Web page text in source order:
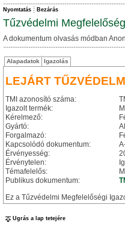
Nyomtatás Bezárás
Tűzvédelmi
A dokumentum olvasás módban
Alapadatok Igazolás
LEJÁRT
TMI azonosító száma:
Igazolt termék:
Kérelmező:
Gyártó:
Forgalmazó:
Kapcsolódó dokumentum:
Érvényesség:
Érvénytelen:
Témafelelős:
Publikus dokumentum:
Ez a Tűzvédelmi Megfelelőségi
Ugrás a lap tetejére